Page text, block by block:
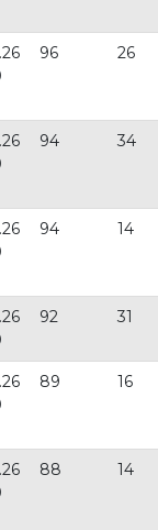
96 26
94 34
94 14
92 31
89 16
88 14